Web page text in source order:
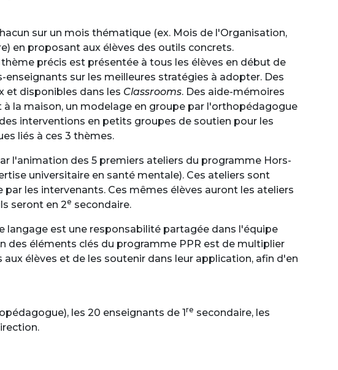
sur un mois thématique (ex. Mois de l'Organisation,
en proposant aux élèves des outils concrets.
précis est présentée à tous les élèves en début de
enseignants sur les meilleures stratégies à adopter. Des
et disponibles dans les Classrooms. Des aide-mémoires
la maison, un modelage en groupe par l'orthopédagogue
interventions en petits groupes de soutien pour les
liés à ces 3 thèmes.
l'animation des 5 premiers ateliers du programme Hors-
universitaire en santé mentale). Ces ateliers sont
les intervenants. Ces mêmes élèves auront les ateliers
seront en 2e secondaire.
langage est une responsabilité partagée dans l'équipe
des éléments clés du programme PPR est de multiplier
élèves et de les soutenir dans leur application, afin d'en
les 20 enseignants de 1re secondaire, les